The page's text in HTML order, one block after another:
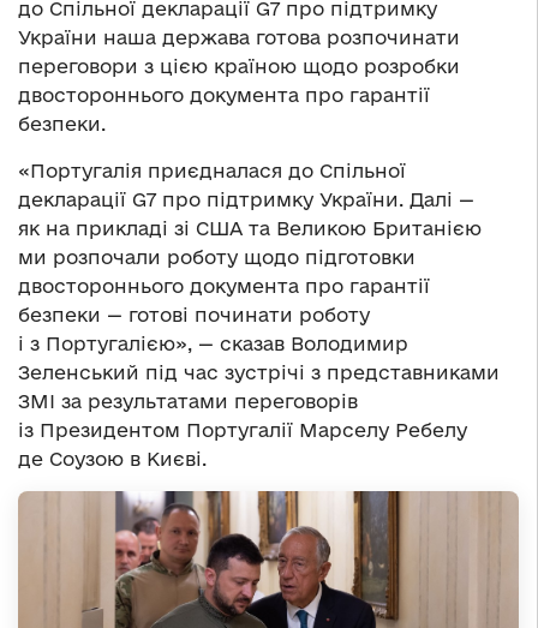
до Спільної декларації G7 про підтримку
України наша держава готова розпочинати
переговори з цією країною щодо розробки
двостороннього документа про гарантії
безпеки.
«Португалія приєдналася до Спільної
декларації G7 про підтримку України. Далі —
як на прикладі зі США та Великою Британією
ми розпочали роботу щодо підготовки
двостороннього документа про гарантії
безпеки — готові починати роботу
і з Португалією», — сказав Володимир
Зеленський під час зустрічі з представниками
ЗМІ за результатами переговорів
із Президентом Португалії Марселу Ребелу
де Соузою в Києві.